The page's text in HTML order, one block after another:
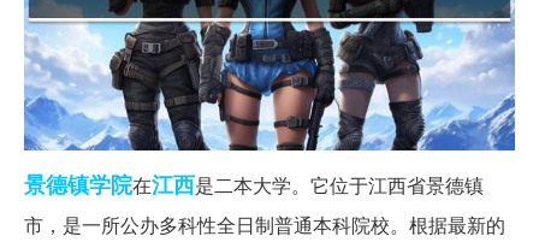
景德镇学院在江西是二本大学。它位于江西省景德镇
市，是一所公办多科性全日制普通本科院校。根据最新的